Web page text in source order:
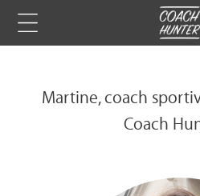
Martine, coach
Coach